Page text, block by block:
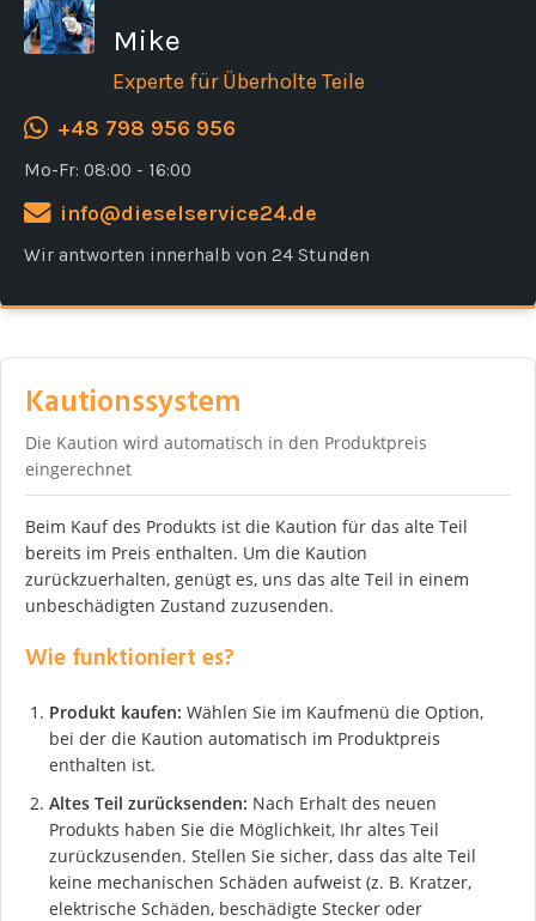
Mike
Experte für Überholte Teile
+48 798 956 956
Mo-Fr: 08:00 - 16:00
info@dieselservice24.de
Wir antworten innerhalb von 24 Stunden
Kautionssystem
Die Kaution wird automatisch in den Produktpreis
eingerechnet
Beim Kauf des Produkts ist die Kaution für das alte Teil
bereits im Preis enthalten. Um die Kaution
zurückzuerhalten, genügt es, uns das alte Teil in einem
unbeschädigten Zustand zuzusenden.
Wie funktioniert es?
Produkt kaufen: Wählen Sie im Kaufmenü die Option,
bei der die Kaution automatisch im Produktpreis
enthalten ist.
Altes Teil zurücksenden: Nach Erhalt des neuen
Produkts haben Sie die Möglichkeit, Ihr altes Teil
zurückzusenden. Stellen Sie sicher, dass das alte Teil
keine mechanischen Schäden aufweist (z. B. Kratzer,
elektrische Schäden, beschädigte Stecker oder